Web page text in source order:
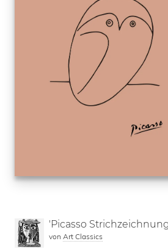
'Picasso
von Art Classics